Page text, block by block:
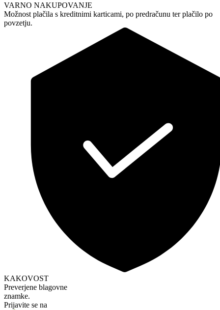
VARNO NAKUPOVANJE
Možnost plačila s kreditnimi karticami, po predračunu ter plačilo po
povzetju.
KAKOVOST
Preverjene blagovne
znamke.
Prijavite se na